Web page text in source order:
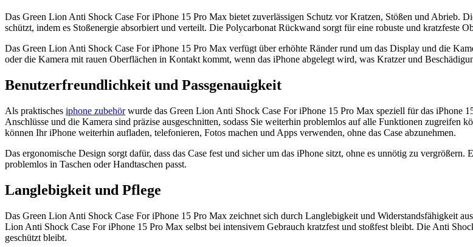
Das Green Lion Anti Shock Case For iPhone 15 Pro Max bietet zuverlässigen Schutz vor Kratzen, Stößen und Abrieb.
schützt, indem es Stoßenergie absorbiert und verteilt. Die Polycarbonat Rückwand sorgt für eine robuste und kratzfeste
Das Green Lion Anti Shock Case For iPhone 15 Pro Max verfügt über erhöhte Ränder rund um das Display und die
oder die Kamera mit rauen Oberflächen in Kontakt kommt, wenn das iPhone abgelegt wird, was Kratzer und
Benutzerfreundlichkeit und Passgenauigkeit
Als praktisches iphone zubehörwurde das Green Lion Anti Shock Case For iPhone 15 Pro Max speziell für das iPhone
Anschlüsse und die Kamera sind präzise ausgeschnitten, sodass Sie weiterhin problemlos auf alle Funktionen
können Ihr iPhone weiterhin aufladen, telefonieren, Fotos machen und Apps verwenden, ohne das Case abzunehmen.
Das ergonomische Design sorgt dafür, dass das Case fest und sicher um das iPhone sitzt, ohne es unnötig zu
problemlos in Taschen oder Handtaschen passt.
Langlebigkeit und Pflege
Das Green Lion Anti Shock Case For iPhone 15 Pro Max zeichnet sich durch Langlebigkeit und Widerstandsfähigkeit
Lion Anti Shock Case For iPhone 15 Pro Max selbst bei intensivem Gebrauch kratzfest und stoßfest bleibt. Die Anti
geschützt bleibt.